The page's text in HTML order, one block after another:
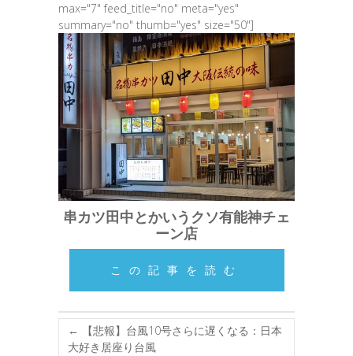
max="7" feed_title="no" meta="yes"
summary="no" thumb="yes" size="50"]
串カツ田中とかいうクソ有能神チェ
ーン店
この記事を読む
←
【悲報】台風10号さらに遅くなる：日本
大好き居座り台風